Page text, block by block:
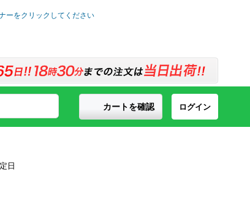
ログイン
カートを確認